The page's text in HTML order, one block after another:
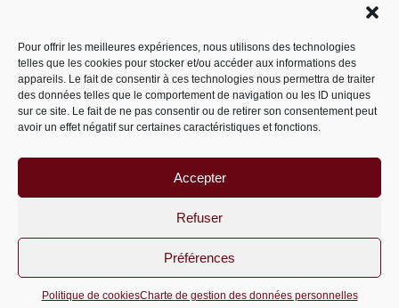
Pour offrir les meilleures expériences, nous utilisons des technologies
telles que les cookies pour stocker et/ou accéder aux informations des
appareils. Le fait de consentir à ces technologies nous permettra de traiter
des données telles que le comportement de navigation ou les ID uniques
sur ce site. Le fait de ne pas consentir ou de retirer son consentement peut
avoir un effet négatif sur certaines caractéristiques et fonctions.
Accepter
Refuser
Préférences
Politique de cookiesCharte de gestion des données personnelles
Nous utilisons MailChimp comme plateforme
marketing. En cliquant ci-dessous pour vous
abonner, vous reconnaissez que vos
informations seront transférées à Mailchimp
pratiques de confidentialité de Mailchimp ici.